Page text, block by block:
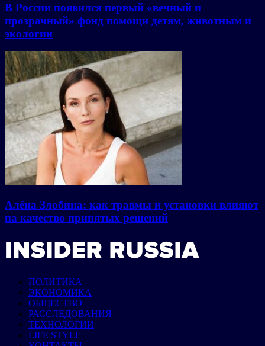
В России появился первый «вечный и
прозрачный» фонд помощи детям, животным и
экологии
Алёна Злобина: как травмы и установки влияют
на качество принятых решений
ПОЛИТИКА
ЭКОНОМИКА
ОБЩЕСТВО
РАССЛЕДОВАНИЯ
ТЕХНОЛОГИИ
LIFE STYLE